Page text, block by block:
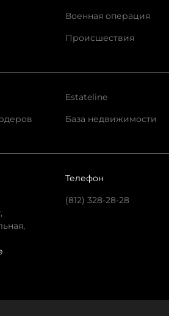
Военная операция
Происшествия
Estateline
База недвижимости
Телефон
(812) 328-28-28